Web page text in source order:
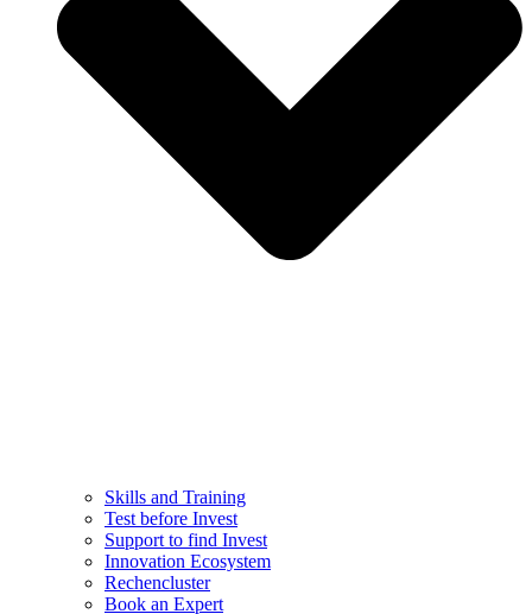
Skills and Training
Test before Invest
Support to find Invest
Innovation Ecosystem
Rechencluster​
Book an Expert